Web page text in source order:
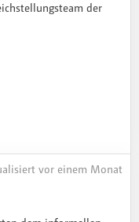
der
vor einem Monat